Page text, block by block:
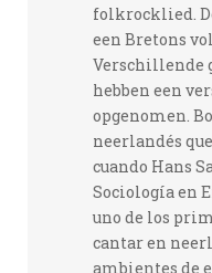
folkrocklied.
een Bretons
Verschillende
hebben een
opgenomen.
neerlandés
cuando Hans
Sociología en
uno de los
cantar en
ambientes de